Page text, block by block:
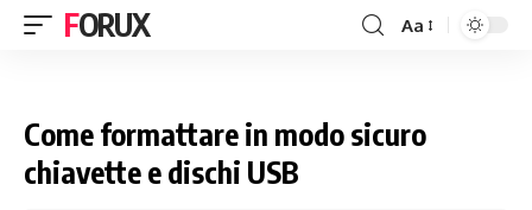
FORUX Aa
Come formattare in modo sicuro
chiavette e dischi USB